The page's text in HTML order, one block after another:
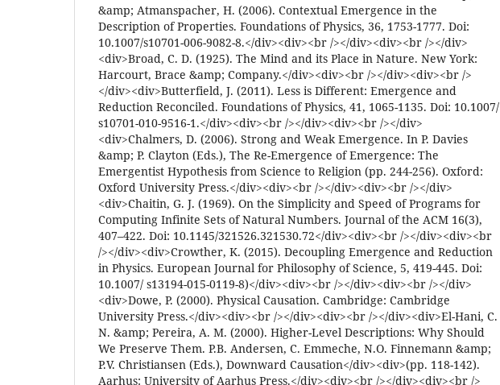
&amp; Atmanspacher, H. (2006). Contextual Emergence in the
Description of Properties. Foundations of Physics, 36, 1753-1777. Doi:
10.1007/s10701-006-9082-8.</div><div><br /></div><div><br /></div>
<div>Broad, C. D. (1925). The Mind and its Place in Nature. New York:
Harcourt, Brace &amp; Company.</div><div><br /></div><div><br />
</div><div>Butterfield, J. (2011). Less is Different: Emergence and
Reduction Reconciled. Foundations of Physics, 41, 1065-1135. Doi: 10.1007/
s10701-010-9516-1.</div><div><br /></div><div><br /></div>
<div>Chalmers, D. (2006). Strong and Weak Emergence. In P. Davies
&amp; P. Clayton (Eds.), The Re-Emergence of Emergence: The
Emergentist Hypothesis from Science to Religion (pp. 244-256). Oxford:
Oxford University Press.</div><div><br /></div><div><br /></div>
<div>Chaitin, G. J. (1969). On the Simplicity and Speed of Programs for
Computing Infinite Sets of Natural Numbers. Journal of the ACM 16(3),
407–422. Doi: 10.1145/321526.321530.72</div><div><br /></div><div><br
/></div><div>Crowther, K. (2015). Decoupling Emergence and Reduction
in Physics. European Journal for Philosophy of Science, 5, 419-445. Doi:
10.1007/ s13194-015-0119-8)</div><div><br /></div><div><br /></div>
<div>Dowe, P. (2000). Physical Causation. Cambridge: Cambridge
University Press.</div><div><br /></div><div><br /></div><div>El-Hani, C.
N. &amp; Pereira, A. M. (2000). Higher-Level Descriptions: Why Should
We Preserve Them. P.B. Andersen, C. Emmeche, N.O. Finnemann &amp;
P.V. Christiansen (Eds.), Downward Causation</div><div>(pp. 118-142).
Aarhus: University of Aarhus Press.</div><div><br /></div><div><br />